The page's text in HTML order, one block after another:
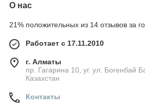
О нас
21% положительных из 14 отзывов за
Работает с 17.11.2010
г. Алматы
пр. Гагарина 10, уг. ул. Богенбай
Казахстан
Контакты